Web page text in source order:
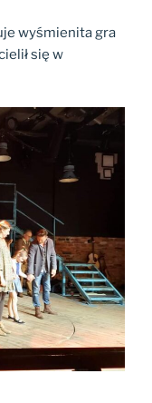
wyśmienita gra
się w